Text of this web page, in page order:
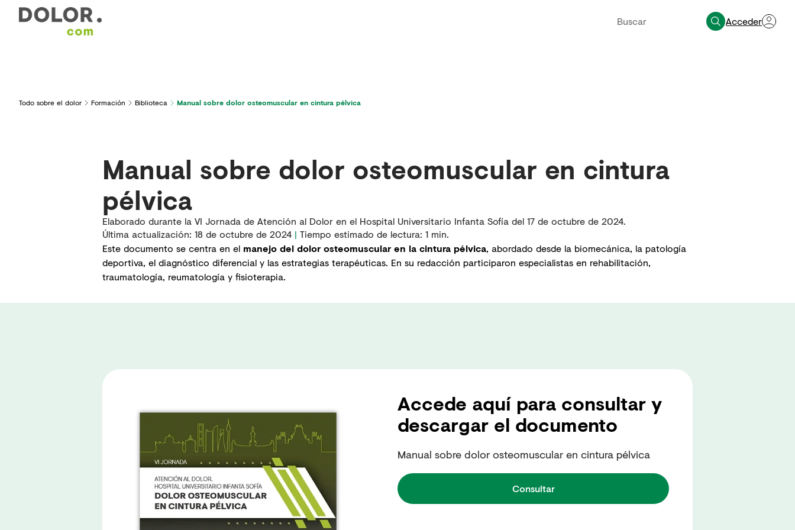
Acceder
Todo sobre el dolor Formación Biblioteca Manual sobre dolor osteomuscular en cintura pélvica
Manual sobre dolor osteomuscular en cintura
pélvica
Elaborado durante la VI Jornada de Atención al Dolor en el Hospital Universitario Infanta Sofía del 17 de octubre de 2024.
Última actualización: 18 de octubre de 2024 | Tiempo estimado de lectura: 1 min.
Este documento se centra en el manejo del dolor osteomuscular en la cintura pélvica, abordado desde la biomecánica, la patología
deportiva, el diagnóstico diferencial y las estrategias terapéuticas. En su redacción participaron especialistas en rehabilitación,
traumatología, reumatología y fisioterapia.
Accede aquí para consultar y
descargar el documento
Manual sobre dolor osteomuscular en cintura pélvica
Consultar